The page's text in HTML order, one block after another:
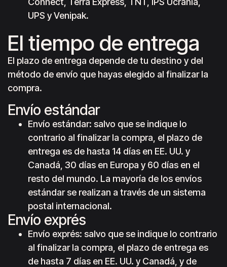
UPS y Venipak.
El tiempo de entrega
El plazo de entrega depende de tu destino y del
método de envío que hayas elegido al finalizar la
compra.
Envío estándar
Envío estándar: salvo que se indique lo
contrario al finalizar la compra, el plazo de
entrega es de hasta 14 días en EE. UU. y
Canadá, 30 días en Europa y 60 días en el
resto del mundo. La mayoría de los envíos
estándar se realizan a través de un sistema
postal internacional.
Envío exprés
Envío exprés: salvo que se indique lo contrario
al finalizar la compra, el plazo de entrega es
de hasta 7 días en EE. UU. y Canadá, y de